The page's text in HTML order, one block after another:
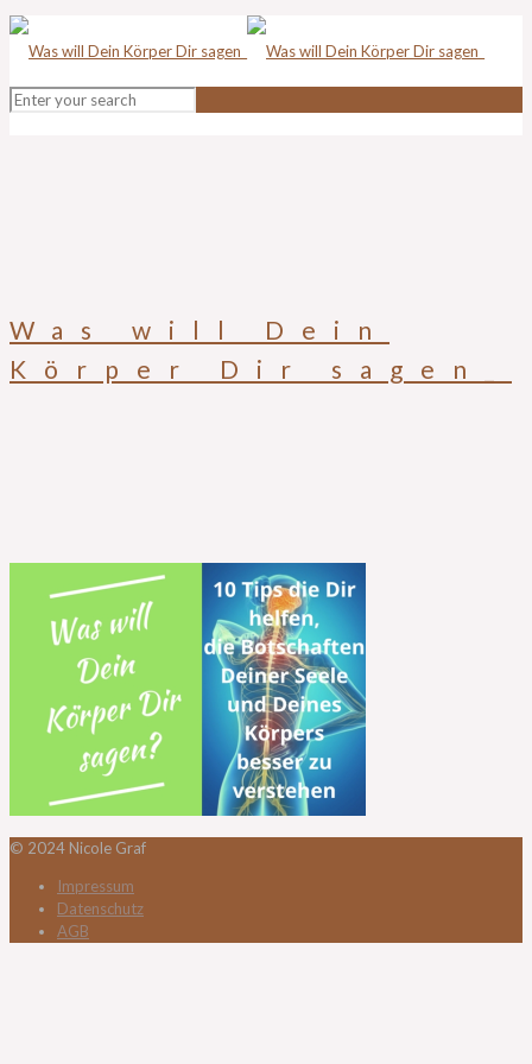
Was will Dein
Körper Dir sagen_
© 2024 Nicole Graf
Impressum
Datenschutz
AGB